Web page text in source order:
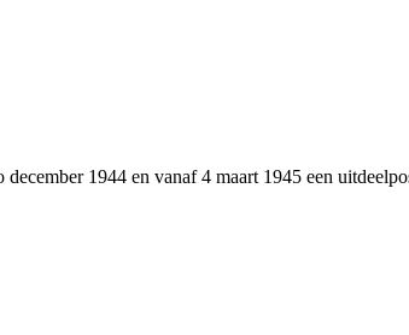
1944 en vanaf 4 maart 1945 een